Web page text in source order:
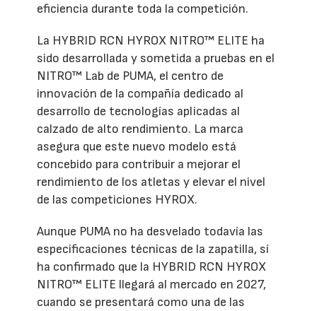
eficiencia durante toda la competición.
La HYBRID RCN HYROX NITRO™ ELITE ha
sido desarrollada y sometida a pruebas en el
NITRO™ Lab de PUMA, el centro de
innovación de la compañía dedicado al
desarrollo de tecnologías aplicadas al
calzado de alto rendimiento. La marca
asegura que este nuevo modelo está
concebido para contribuir a mejorar el
rendimiento de los atletas y elevar el nivel
de las competiciones HYROX.
Aunque PUMA no ha desvelado todavía las
especificaciones técnicas de la zapatilla, sí
ha confirmado que la HYBRID RCN HYROX
NITRO™ ELITE llegará al mercado en 2027,
cuando se presentará como una de las